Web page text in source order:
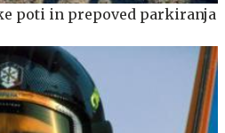
poti in prepoved parkiranja